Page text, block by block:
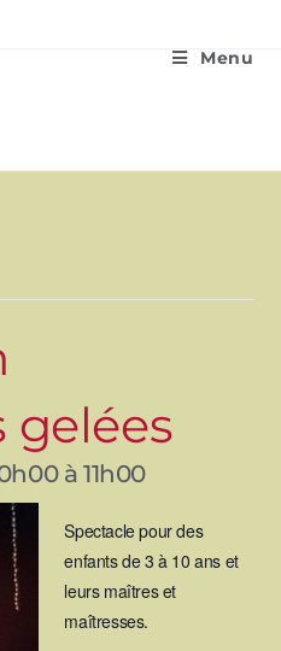
Menu
gelées
à11h00
Spectacle pour des
enfants de 3 à 10 ans et
leurs maîtres et
maîtresses.